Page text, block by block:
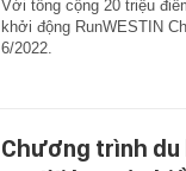
Với tổng cộng 20 triệu
khởi động RunWESTIN
6/2022.
Chương trình